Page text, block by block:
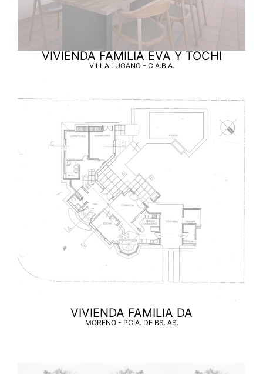
VIVIENDA FAMILIA EVA Y TOCHI
VILLA LUGANO - C.A.B.A.
VIVIENDA FAMILIA DA
MORENO - PCIA. DE BS. AS.